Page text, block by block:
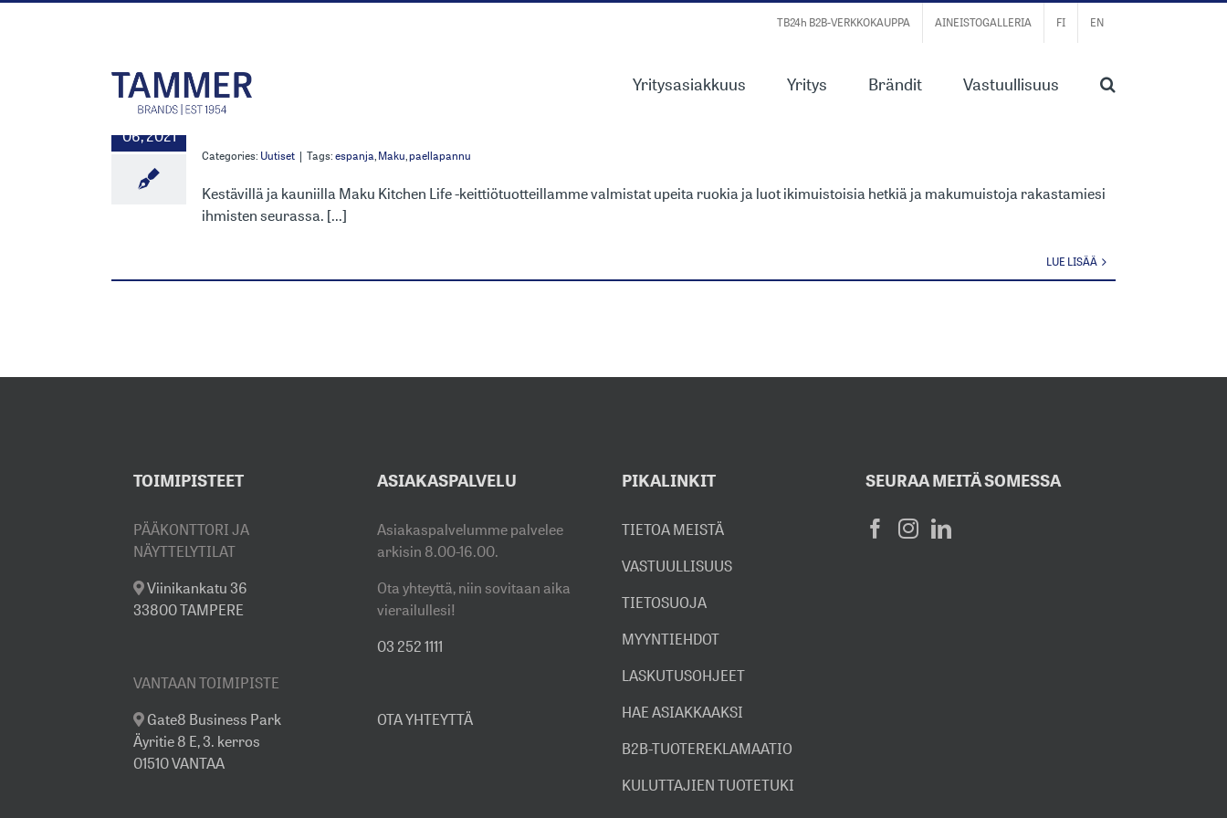
TB24h B2B-VERKKOKAUPPA AINEISTOGALLERIA FI EN
Yritysasiakkuus Yritys Brändit Vastuullisuus
9
06, 2021 MAKUMATKALLE ESPANJAAN
Categories: Uutiset | Tags:espanja,Maku,paellapannu
Kestävillä ja kauniilla Maku Kitchen Life -keittiötuotteillamme valmistat upeita ruokia ja luot ikimuistoisia hetkiä ja makumuistoja rakastamiesi
ihmisten seurassa. [...]
LUE LISÄÄ
TOIMIPISTEET
PÄÄKONTTORI JA
NÄYTTELYTILAT
Viinikankatu 36
33800 TAMPERE
VANTAAN TOIMIPISTE
Gate8 Business Park
Äyritie 8 E, 3. kerros
01510 VANTAA
ASIAKASPALVELU
Asiakaspalvelumme palvelee
arkisin 8.00-16.00.
Ota yhteyttä, niin sovitaan aika
vierailullesi!
03 252 1111
OTA YHTEYTTÄ
PIKALINKIT
TIETOA MEISTÄ
VASTUULLISUUS
TIETOSUOJA
MYYNTIEHDOT
LASKUTUSOHJEET
HAE ASIAKKAAKSI
B2B-TUOTEREKLAMAATIO
KULUTTAJIEN TUOTETUKI
SEURAA MEITÄ SOMESSA